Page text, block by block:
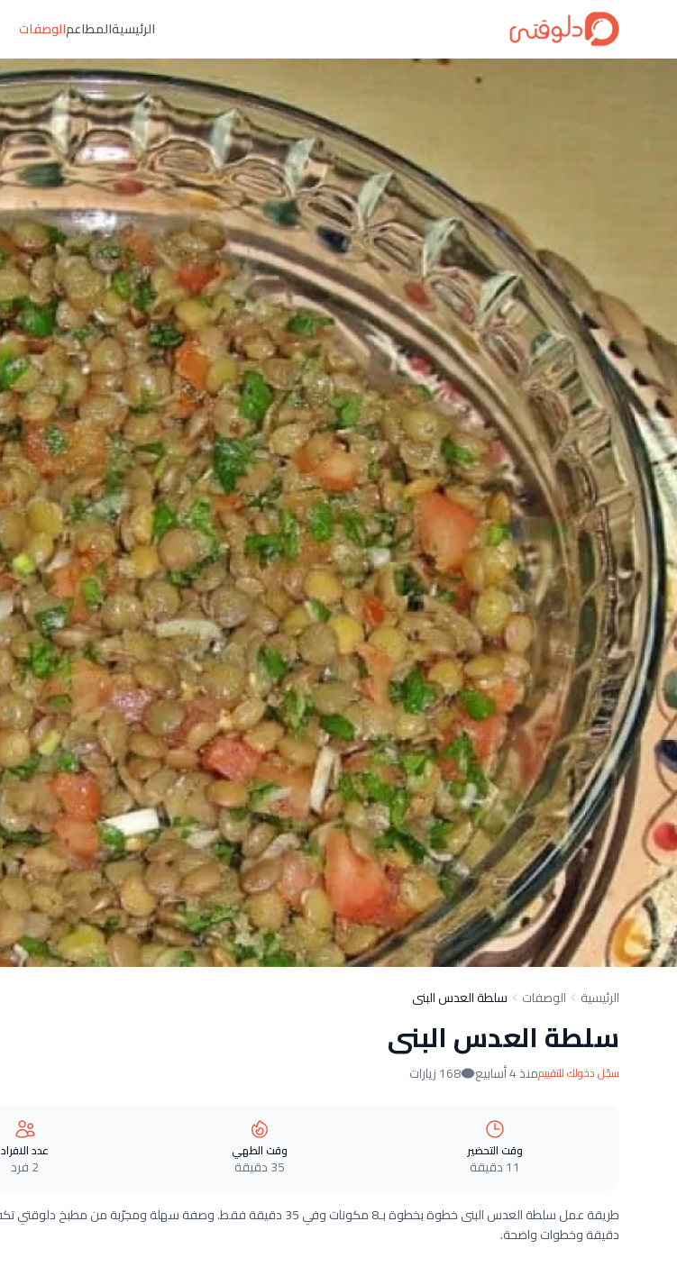
الرئيسيةالمطاعمالوصفات
الرئيسية الوصفات سلطة العدس البنى
سلطة العدس البنى
سجّل دخولك للتقييممنذ 4 أسابيع 168 زيارات
وقت التحضير
11 دقيقة
وقت الطهي
35 دقيقة
عدد الافراد
2 فرد
دقيقة وخطوات واضحة.